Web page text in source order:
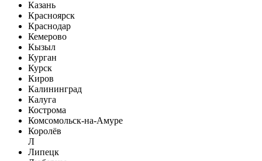
Казань
Красноярск
Краснодар
Кемерово
Кызыл
Курган
Курск
Киров
Калининград
Калуга
Кострома
Комсомольск-на-Амуре
Королёв
Л
Липецк